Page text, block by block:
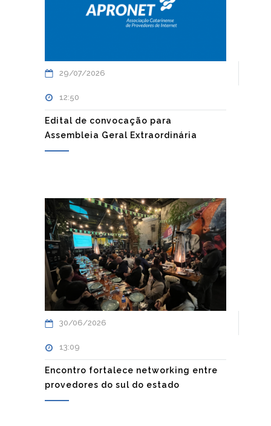
29/07/2026
12:50
Edital de convocação para
Assembleia Geral Extraordinária
30/06/2026
13:09
Encontro fortalece networking entre
provedores do sul do estado